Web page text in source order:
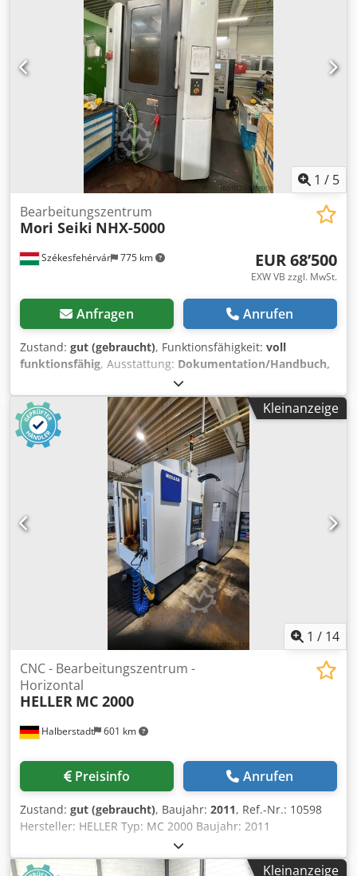
1 / 5
Székesfehérvár 775 km
Bearbeitungszentrum
Mori Seiki NHX-5000
EUR 68’500
EXW VB zzgl. MwSt.
Anfragen Anrufen
Zustand: gut (gebraucht), Funktionsfähigkeit: voll
funktionsfähig, Ausstattung: Dokumentation/Handbuch,
, Gebrauchtes Mori Seiki NHX5000
Horizontal-Bearbeitungszentrum in ausgezeichnetem
Zustand zu verkaufen. Modell: NHX-5000/40 Baujahr: 2012
Credpfouf S Rzex Adrof Die Maschine ist nach vorheriger
Absprache vor Ort verfügbar. Lieferzeit: ab Werk
Székesfehérvár. Auf Anfrage unterstützen wir Sie gerne bei
der Demontage und Montage der Maschine.
Kleinanzeige
1 / 14
Halberstadt 601 km
CNC - Bearbeitungszentrum -
Horizontal
HELLER MC 2000
Preisinfo Anrufen
Zustand: gut (gebraucht), Baujahr: 2011, Ref.-Nr.: 10598
Hersteller: HELLER Typ: MC 2000 Baujahr: 2011
Steuerungsart: CNC-Steuerung Steuerung: Siemens 840 D
sl Lagerort: Halberstadt Ursprungsland: Hermany
Kleinanzeige